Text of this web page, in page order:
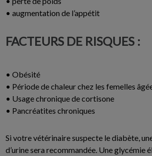
• augmentation de l’appétit
FACTEURS DE RISQUES :
• Obésité
• Période de chaleur chez les femelles
• Usage chronique de cortisone
• Pancréatites chroniques
Si votre vétérinaire suspecte le diabète,
d’urine sera recommandée. Une glycémie